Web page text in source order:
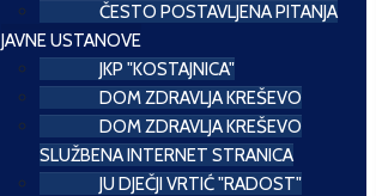
ČESTO POSTAVLJENA PITANJA
JAVNE USTANOVE
JKP "KOSTAJNICA"
DOM ZDRAVLJA KREŠEVO
DOM ZDRAVLJA KREŠEVO
SLUŽBENA INTERNET STRANICA
JU DJEČJI VRTIĆ "RADOST"